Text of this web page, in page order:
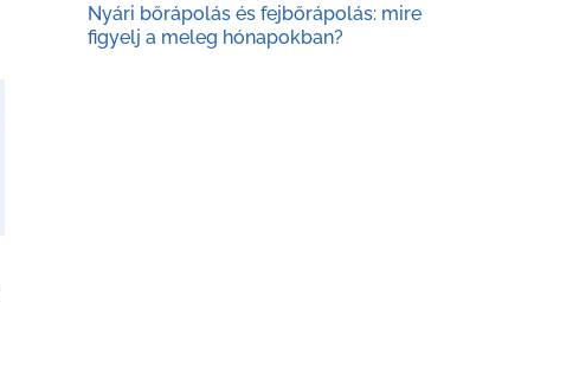
Nyári bőrápolás és fejbőrápolás: mire
figyelj a meleg hónapokban?